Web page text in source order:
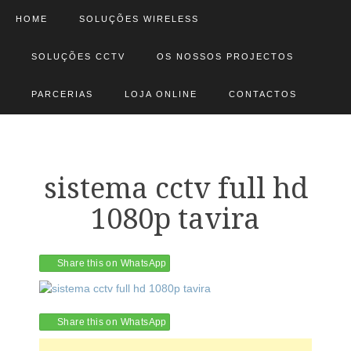
HOME SOLUÇÕES WIRELESS
SOLUÇÕES CCTV OS NOSSOS PROJECTOS
PARCERIAS LOJA ONLINE CONTACTOS
sistema cctv full hd
1080p tavira
Share this on WhatsApp
Share this on WhatsApp